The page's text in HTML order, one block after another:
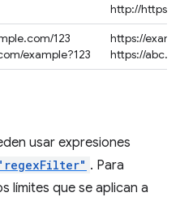
http://
123
example?123
https://
https://
usar expresiones
. Para
límites que se aplican a